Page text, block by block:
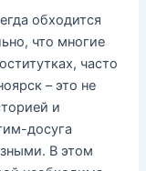
обходится
что многие
часто
– это не
и
досуга
В этом